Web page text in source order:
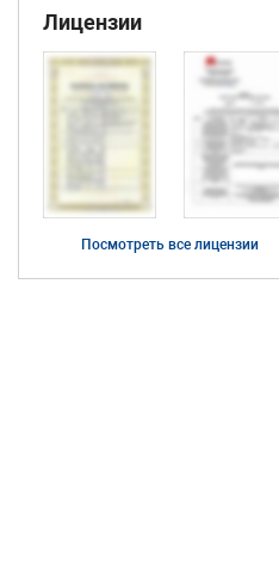
Лицензии
Посмотреть все лицензии